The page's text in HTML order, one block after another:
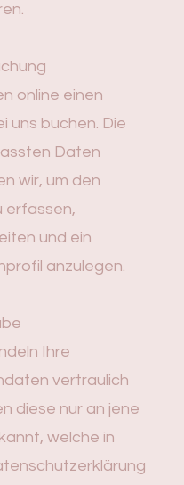
online einen
uns buchen. Die
Daten
wir, um den
erfassen,
und ein
anzulegen.
Ihre
vertraulich
diese nur an jene
welche in